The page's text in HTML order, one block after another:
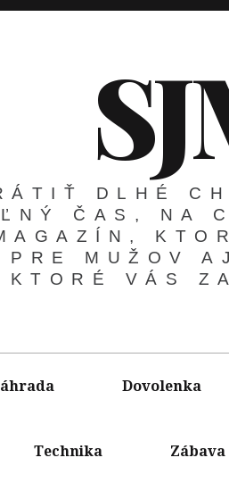
DLHÉ
ČAS, NA
PRE MUŽOV
KTORÉ VÁS
Dovolenka
Technika Zábava